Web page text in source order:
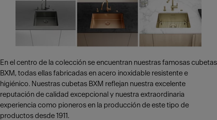
En el centro de la colección se encuentran nuestras famosas cubetas
BXM, todas ellas fabricadas en acero inoxidable resistente e
higiénico. Nuestras cubetas BXM reflejan nuestra excelente
reputación de calidad excepcional y nuestra extraordinaria
experiencia como pioneros en la producción de este tipo de
productos desde 1911.